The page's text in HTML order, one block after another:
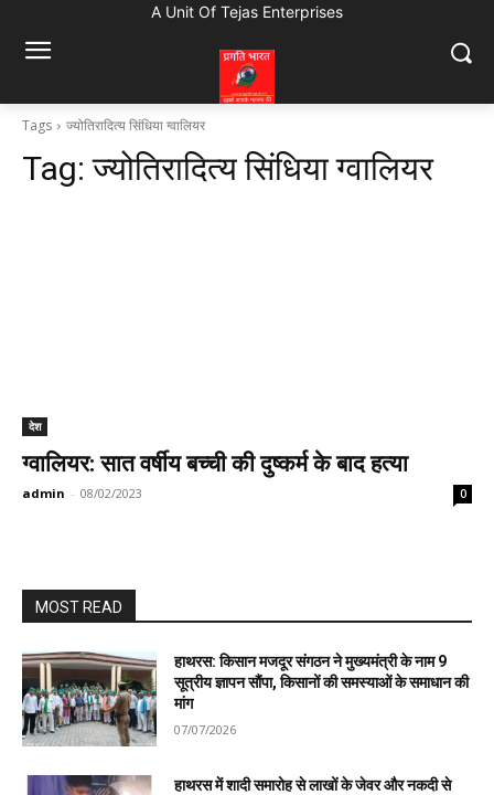
A Unit Of Tejas Enterprises
Tags ज्योतिरादित्य सिंधिया ग्वालियर
Tag:ज्योतिरादित्य सिंधिया ग्वालियर
देश
ग्वालियर: सात वर्षीय बच्ची की दुष्कर्म के बाद हत्या
admin - 08/02/2023 0
MOST READ
हाथरस: किसान मजदूर संगठन ने मुख्यमंत्री के नाम 9
सूत्रीय ज्ञापन सौंपा, किसानों की समस्याओं के समाधान की
मांग
07/07/2026
हाथरस में शादी समारोह से लाखों के जेवर और नकदी से